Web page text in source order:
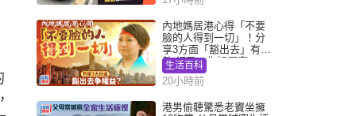
內地媽居港心得「不要
臉的人得到一切」！分
享3方面「豁出去」有著
數 網民：你好厲害
生活百科
20小時前
港男偷聽驚悉老竇坐擁